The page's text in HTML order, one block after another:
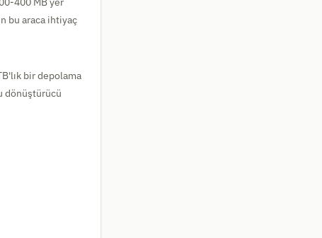
bu araca ihtiyaç
bir depolama
dönüştürücü